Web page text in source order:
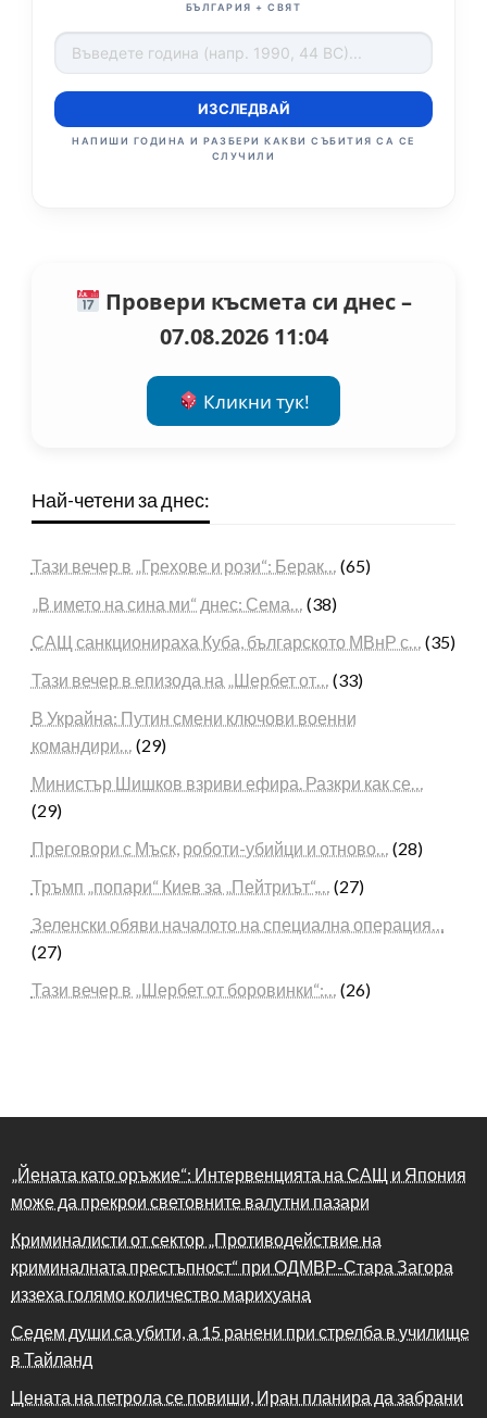
БЪЛГАРИЯ + СВЯТ
ИЗСЛЕДВАЙ
НАПИШИ ГОДИНА И РАЗБЕРИ КАКВИ СЪБИТИЯ СА СЕ
СЛУЧИЛИ
Провери късмета си днес –
07.08.2026 11:04
Кликни тук!
Най-четени за днес:
Тази вечер в „Грехове и рози“: Берак…
(65)
„В името на сина ми“ днес: Сема…
(38)
САЩ санкционираха Куба, българското МВнР с…
(35)
Тази вечер в епизода на „Шербет от…
(33)
В Украйна: Путин смени ключови военни
командири…
(29)
Министър Шишков взриви ефира. Разкри как се…
(29)
Преговори с Мъск, роботи-убийци и отново…
(28)
Тръмп „попари“ Киев за „Пейтриът“,…
(27)
Зеленски обяви началото на специална операция…
(27)
Тази вечер в „Шербет от боровинки“:…
(26)
„Йената като оръжие“: Интервенцията на САЩ и Япония
може да прекрои световните валутни пазари
Криминалисти от сектор „Противодействие на
криминалната престъпност“ при ОДМВР-Стара Загора
иззеха голямо количество марихуана
Седем души са убити, а 15 ранени при стрелба в училище
в Тайланд
Цената на петрола се повиши, Иран планира да забрани